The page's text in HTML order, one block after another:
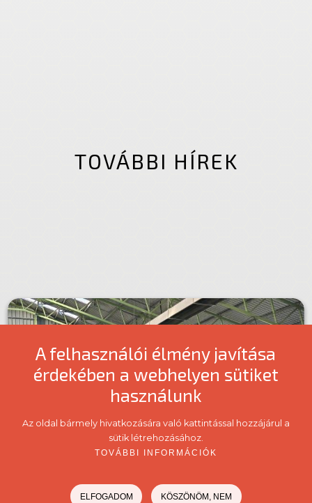
TOVÁBBI HÍREK
A felhasználói élmény javítása
érdekében a webhelyen sütiket
használunk
Az oldal bármely hivatkozására való kattintással hozzájárul a
sütik létrehozásához.
TOVÁBBI INFORMÁCIÓK
ELFOGADOM KÖSZÖNÖM, NEM